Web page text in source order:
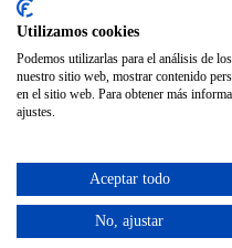
Facebook
Utilizamos cookies
Podemos utilizarlas para el análisis de
nuestro sitio web, mostrar contenido
en el sitio web. Para obtener más
ajustes.
Aceptar todo
No, ajustar